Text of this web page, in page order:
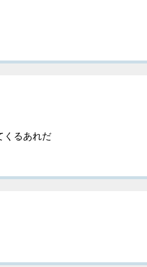
くるあれだ